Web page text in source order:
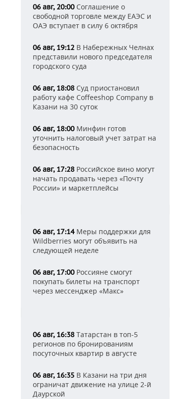
06 авг, 20:00Соглашение о
свободной торговле между ЕАЭС и
ОАЭ вступает в силу 6 октября
06 авг, 19:12 В Набережных Челнах
представили нового председателя
городского суда
06 авг, 18:08 Суд приостановил
работу кафе Coffeeshop Company в
Казани на 30 суток
06 авг, 18:00Минфин готов
уточнить налоговый учет затрат на
безопасность
06 авг, 17:28 Российское вино могут
начать продавать через «Почту
России» и маркетплейсы
06 авг, 17:14Меры поддержки для
Wildberries могут объявить на
следующей неделе
06 авг, 17:00Россияне смогут
покупать билеты на транспорт
через мессенджер «Макс»
06 авг, 16:38 Татарстан в топ-5
регионов по бронированиям
посуточных квартир в августе
06 авг, 16:35 В Казани на три дня
ограничат движение на улице 2-й
Даурской